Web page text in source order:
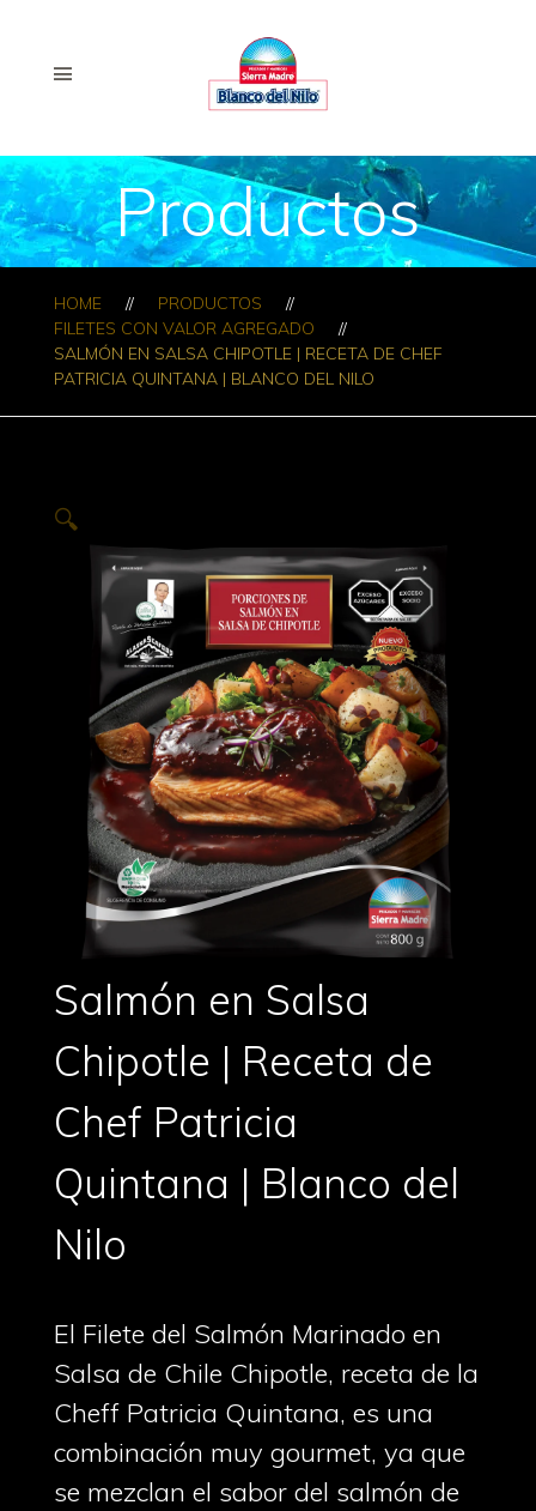
Productos
HOME
PRODUCTOS
FILETES CON VALOR AGREGADO
SALMÓN EN SALSA CHIPOTLE | RECETA DE CHEF
PATRICIA QUINTANA | BLANCO DEL NILO
🔍
Salmón en Salsa
Chipotle | Receta de
Chef Patricia
Quintana | Blanco del
Nilo
El Filete del Salmón Marinado en
Salsa de Chile Chipotle, receta de la
Cheff Patricia Quintana, es una
combinación muy gourmet, ya que
se mezclan el sabor del salmón de